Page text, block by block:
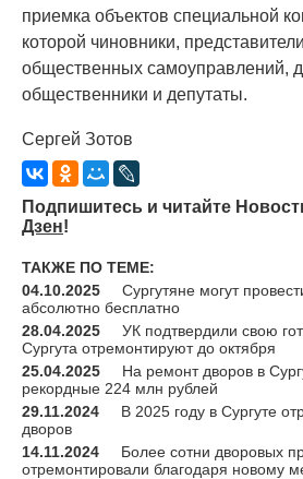
приемка объектов специальной
которой чиновники,
общественных самоуправлений,
общественники и депутаты.
Сергей Зотов
Подпишитесь и читайте
Дзен!
ТАКЖЕ ПО ТЕМЕ:
04.10.2025
Сургутяне могут
абсолютно бесплатно
28.04.2025
УК подтвердили свою
Сургута отремонтируют до октября
25.04.2025
На ремонт дворов в
рекордные 224 млн рублей
29.11.2024
В 2025 году в Сургуте
дворов
14.11.2024
Более сотни дворовых
отремонтировали благодаря новому